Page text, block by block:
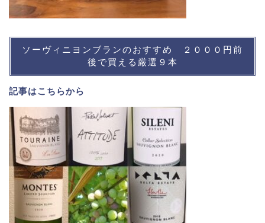
ソーヴィニヨンブランのおすすめ ２０００円前
後で買える厳選９本
記事はこちらから